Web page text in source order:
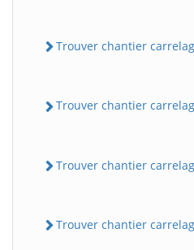
Trouver chantier
Trouver chantier
Trouver chantier
Trouver chantier